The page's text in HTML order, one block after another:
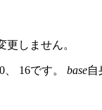
しません。
16です。 base自